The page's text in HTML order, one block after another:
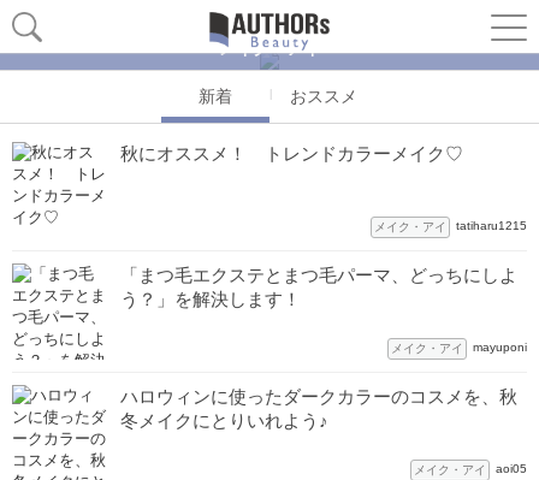
メイク・アイ
新着 おススメ
秋にオススメ！ トレンドカラーメイク♡
メイク・アイ tatiharu1215
「まつ毛エクステとまつ毛パーマ、どっちにしよ
う？」を解決します！
メイク・アイ mayuponi
ハロウィンに使ったダークカラーのコスメを、秋
冬メイクにとりいれよう♪
メイク・アイ aoi05